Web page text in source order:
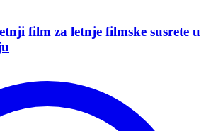
film za letnje filmske susrete u